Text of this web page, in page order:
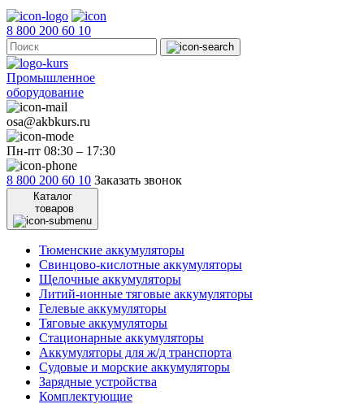
8 800 200 60 10
Промышленное
оборудование
osa@akbkurs.ru
Пн-пт 08:30 – 17:30
8 800 200 60 10 Заказать звонок
Каталог
товаров
Тюменские аккумуляторы
Свинцово-кислотные аккумуляторы
Щелочные аккумуляторы
Литий-ионные тяговые аккумуляторы
Гелевые аккумуляторы
Тяговые аккумуляторы
Стационарные аккумуляторы
Аккумуляторы для ж/д транспорта
Судовые и морские аккумуляторы
Зарядные устройства
Комплектующие